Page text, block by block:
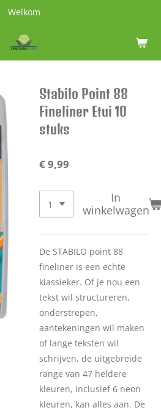
Welkom
Stabilo Point 88
Fineliner Etui 10
stuks
€ 9,99
In
winkelwagen
De STABILO point 88
fineliner is een echte
klassieker. Of je nou een
tekst wil structureren,
onderstrepen,
aantekeningen wil maken
of lange teksten wil
schrijven, de uitgebreide
range van 47 heldere
kleuren, inclusief 6 neon
kleuren, kan alles aan. De